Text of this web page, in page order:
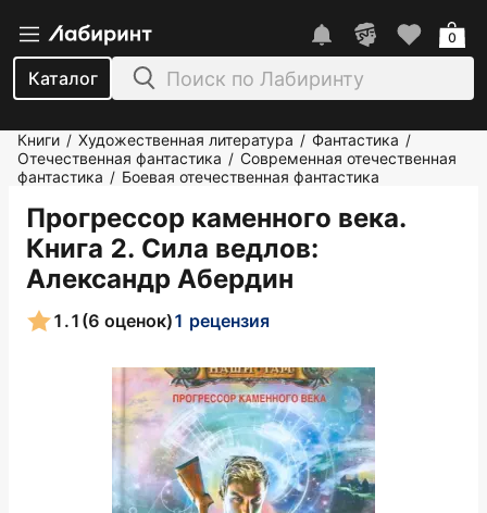
Каталог
0
Книги / Художественная литература / Фантастика /
Отечественная фантастика / Современная отечественная
фантастика / Боевая отечественная фантастика
Прогрессор каменного века.
Книга 2. Сила ведлов:
Александр Абердин
1.1 (6 оценок)1 рецензия